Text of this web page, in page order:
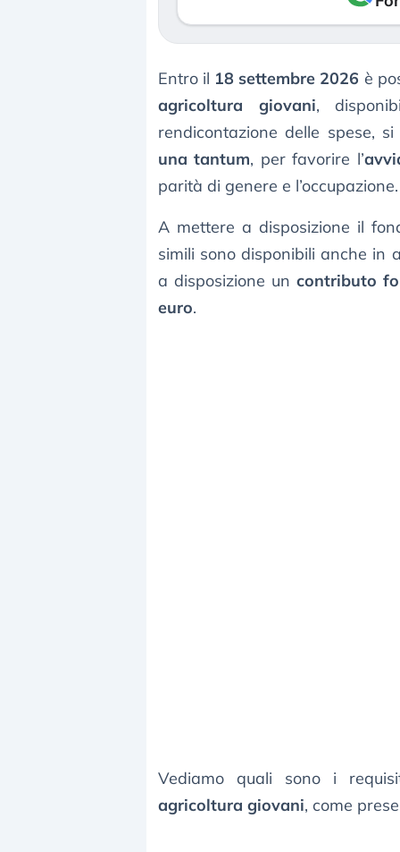
Entro il 18 settembre 2026 è
agricoltura giovani,
rendicontazione delle spese,
una tantum, per favorire l’
parità di genere e l’occupazione.
A mettere a disposizione il
simili sono disponibili anche in
a disposizione uncontributo
euro.
Vediamo quali sono i
agricoltura giovani, come